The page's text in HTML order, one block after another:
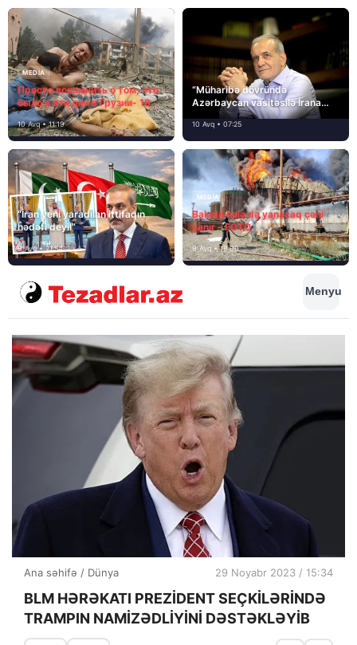
MEDİA
Просто вспомнить о том, что
было в эти дни в Грузии- 18
лет назад, 8 августа 2008
года…
10 Avq • 11:19
“Müharibə dövründə
Azərbaycan vasitəsilə İrana
yardım və dəstək göstərilib”
10 Avq • 07:25
“İran yeni yaradılan ittifaqın
hədəfi deyil”
9 Avq • 21:54
MEDİA
Bakıda hələ də yanacaq çəni
yanır – FOTO
9 Avq • 18:00
Menyu
Ana səhifə / Dünya 29 Noyabr 2023 / 15:34
BLM HƏRƏKATI PREZİDENT SEÇKİLƏRİNDƏ
TRAMPIN NAMİZƏDLİYİNİ DƏSTƏKLƏYİB